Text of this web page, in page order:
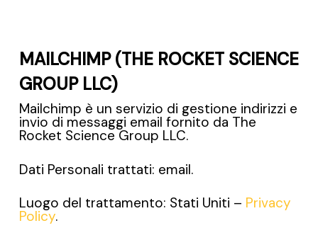
MAILCHIMP (THE ROCKET SCIENCE
GROUP LLC)
Mailchimp è un servizio di gestione indirizzi e
invio di messaggi email fornito da The
Rocket Science Group LLC.
Dati Personali trattati: email.
Luogo del trattamento: Stati Uniti – Privacy
Policy.